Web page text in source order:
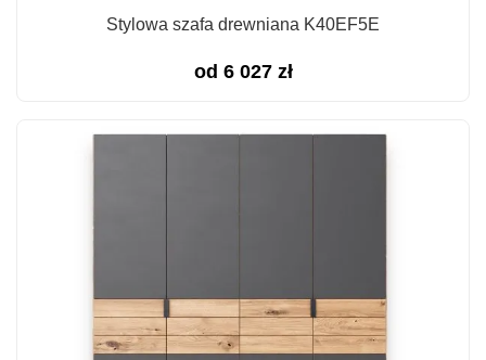
Stylowa szafa drewniana K40EF5E
od 6 027 zł